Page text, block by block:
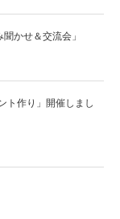
かせ＆交流会」
ト作り」開催しまし